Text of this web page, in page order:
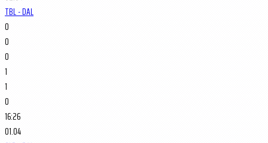
TBL - DAL
0
0
0
1
1
0
16:26
01.04